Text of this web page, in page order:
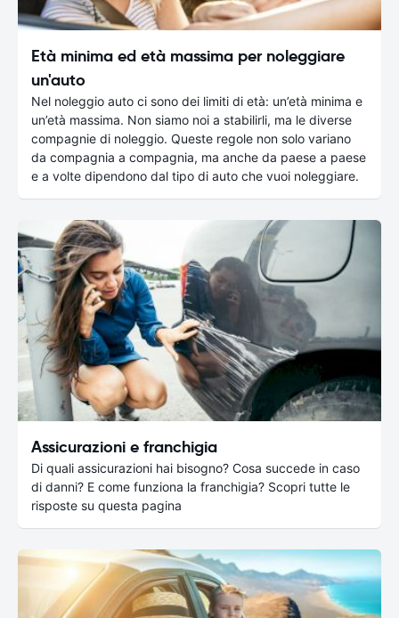
Età minima ed età massima per noleggiare
un'auto
Nel noleggio auto ci sono dei limiti di età: un’età minima e
un’età massima. Non siamo noi a stabilirli, ma le diverse
compagnie di noleggio. Queste regole non solo variano
da compagnia a compagnia, ma anche da paese a paese
e a volte dipendono dal tipo di auto che vuoi noleggiare.
Assicurazioni e franchigia
Di quali assicurazioni hai bisogno? Cosa succede in caso
di danni? E come funziona la franchigia? Scopri tutte le
risposte su questa pagina